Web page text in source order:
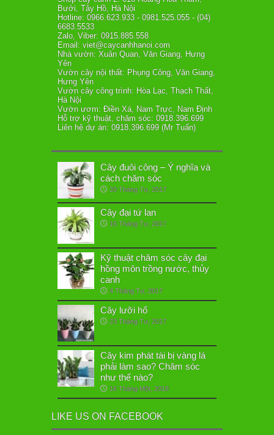
Bưởi, Tây Hồ, Hà Nội
Hotline: 0966.623.933 - 0981.525.055 - (04)
6683.5533
Zalo, Viber: 0915.885.558
Email: viet@caycanhhanoi.com
Nhà vườn: Xuân Quan, Văn Giang, Hưng
Yên
Vườn cây nội thất: Phụng Công, Văn Giang,
Hưng Yên
Vườn cây công trình: Hòa Lạc, Thạch Thất,
Hà Nội
Vườn ươm: Điền Xá, Nam Trực, Nam Định
Hỗ trợ kỹ thuật, chăm sóc: 0918.396.699
Liên hệ dự án: 0918.396.699 (Mr Tuấn)
Cây đuôi công – Ý nghĩa và
cách chăm sóc
20 Tháng Tư, 2017
Cây đại tứ lan
16 Tháng Tư, 2017
Kỹ thuật chăm sóc cây đại
hồng môn trồng nước, thủy
canh
4 Tháng Tư, 2017
Cây lưỡi hổ
23 Tháng Tư, 2017
Cây kim phát tài bị vàng lá
phải làm sao? Chăm sóc
như thế nào?
16 Tháng Một, 2018
LIKE US ON FACEBOOK